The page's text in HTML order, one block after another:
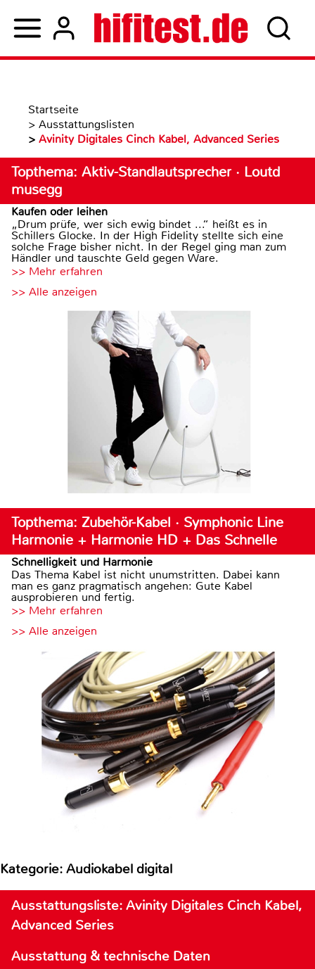
Startseite
> Ausstattungslisten
> Avinity Digitales Cinch Kabel, Advanced Series
Topthema: Aktiv-Standlautsprecher · Loutd
musegg
Kaufen oder leihen
„Drum prüfe, wer sich ewig bindet ...“ heißt es in
Schillers Glocke. In der High Fidelity stellte sich eine
solche Frage bisher nicht. In der Regel ging man zum
Händler und tauschte Geld gegen Ware.
>> Mehr erfahren
>> Alle anzeigen
Topthema: Zubehör-Kabel · Symphonic Line
Harmonie + Harmonie HD + Das Schnelle
Schnelligkeit und Harmonie
Das Thema Kabel ist nicht unumstritten. Dabei kann
man es ganz pragmatisch angehen: Gute Kabel
ausprobieren und fertig.
>> Mehr erfahren
>> Alle anzeigen
Kategorie: Audiokabel digital
Ausstattungsliste: Avinity Digitales Cinch Kabel,
Advanced Series
Ausstattung & technische Daten